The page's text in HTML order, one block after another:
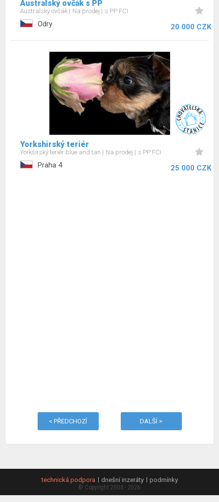
Australský ovčák s PP
Australský ovčák Na prodej s PP FCI
Odry 20 000 CZK
Yorkshirský teriér
Yorkšírský teriér blue and tan Na prodej s PP FCI
Praha 4 25 000 CZK
< PŘEDCHOZÍ DALŠÍ >
technická podpora dnešní inzeráty podmínky
© Copyright 2008 - 2026